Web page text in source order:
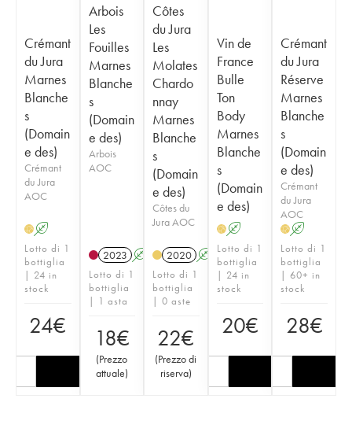
Crémant
du Jura
Marnes
Blanche
s
(Domain
e des)
Crémant
du Jura
AOC
H A
Lotto di 1
bottiglia
| 24 in
stock
24€
Arbois
Les
Fouilles
Marnes
Blanche
s
(Domain
e des)
Arbois
AOC
2023 A
Lotto di 1
bottiglia
| 1 asta
18€
(Prezzo
attuale)
Côtes
du Jura
Les
Molates
Chardo
nnay
Marnes
Blanche
s
(Domain
e des)
Côtes du
Jura AOC
2020 A
Lotto di 1
bottiglia
| 0 aste
22€
(Prezzo di
riserva)
Vin de
France
Bulle
Ton
Body
Marnes
Blanche
s
(Domain
e des)
HA
Lotto di 1
bottiglia
| 24 in
stock
20€
Crémant
du Jura
Réserve
Marnes
Blanche
s
(Domain
e des)
Crémant
du Jura
AOC
H A
Lotto di 1
bottiglia
| 60+ in
stock
28€